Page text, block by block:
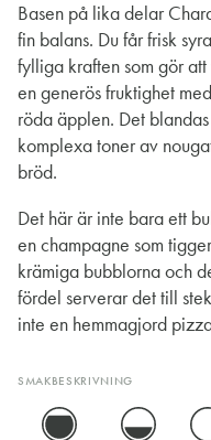
Basen på lika delar
fin balans. Du får frisk
fylliga kraften som gör
en generös fruktighet
röda äpplen. Det
komplexa toner av
bröd.
Det här är inte bara ett
en champagne som
krämiga bubblorna och
fördel serverar det till
inte en hemmagjord
SMAKBESKRIVNING